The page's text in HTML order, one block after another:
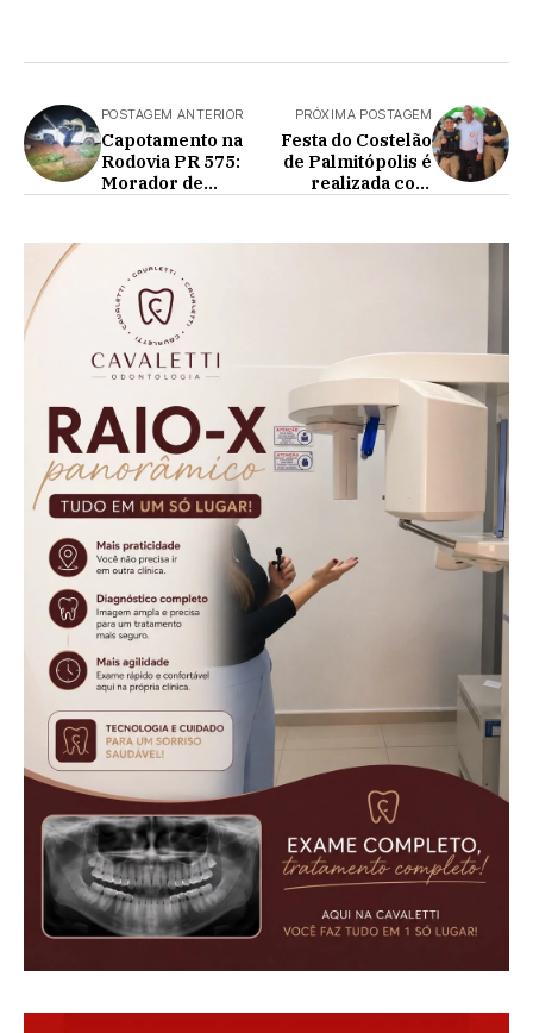
POSTAGEM ANTERIOR
Capotamento na
Rodovia PR 575:
Morador de
HU de Cascavel
PRÓXIMA POSTAGEM
Festa do Costelão
de Palmitópolis é
realizada com